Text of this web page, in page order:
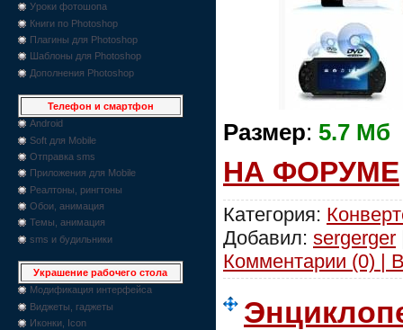
Уроки фотошопа
Книги по Photoshop
Плагины для Photoshop
Шаблоны для Photoshop
Дополнения Photoshop
Телефон и смартфон
Android
Soft для Mobile
Отправка sms
Приложения для Mobile
Реалтоны, рингтоны
Обои, анимация
Темы, анимация
sms и будильники
Украшение рабочего стола
Модификация интерфейса
Виджеты, гаджеты
Иконки, Icon
Размер: 5.7 Мб
НА ФОРУМЕ
Категория:
Добавил: sergerger
Комментарии (0) |